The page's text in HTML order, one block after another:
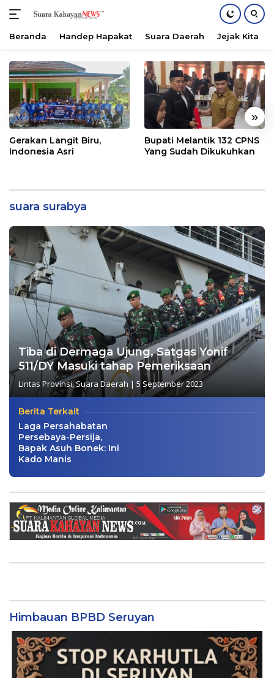
konten
Beranda Handep Hapakat Suara Daerah Jejak Kita
« »
Gerakan Langit Biru,
Indonesia Asri
Bupati Melantik 132 CPNS
Yang Sudah Dikukuhkan
suara surabya
Tiba di Dermaga Ujung, Satgas Yonif
511/DY Masuki tahap Pemeriksaan
Lintas Provinsi,Suara Daerah |5 September 2023
Berita Terkait
Laga Persahabatan
Persebaya-Persija,
Bapak Asuh Bonek: Ini
Kado Manis
Himbauan BPBD Seruyan